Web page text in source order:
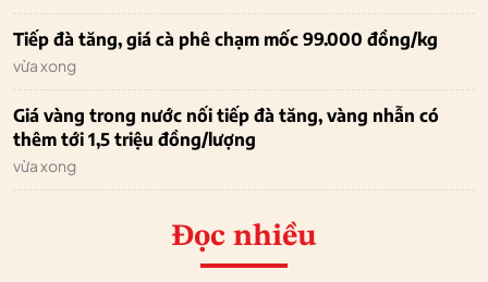
Tiếp đà tăng, giá cà phê chạm mốc 99.000 đồng/kg
vừa xong
Giá vàng trong nước nối tiếp đà tăng, vàng nhẫn có
thêm tới 1,5 triệu đồng/lượng
vừa xong
Đọc nhiều